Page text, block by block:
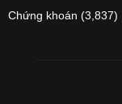
Chứng khoán (3,837)